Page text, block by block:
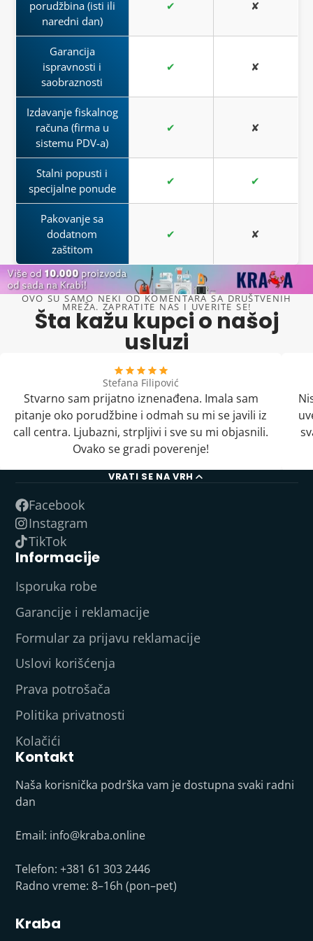
porudžbina (isti ili
naredni dan)
✔ ✘
Garancija
ispravnosti i
saobraznosti
✔ ✘
Izdavanje fiskalnog
računa (firma u
sistemu PDV-a)
✔ ✘
Stalni popusti i
specijalne ponude
✔ ✔
Pakovanje sa
dodatnom
zaštitom
✔ ✘
OVO SU SAMO NEKI OD KOMENTARA SA DRUŠTVENIH
MREŽA. ZAPRATITE NAS I UVERITE SE!
Šta kažu kupci o našoj
usluzi
Stefana Filipović
Stvarno sam prijatno iznenađena. Imala sam
pitanje oko porudžbine i odmah su mi se javili iz
call centra. Ljubazni, strpljivi i sve su mi objasnili.
Ovako se gradi poverenje!
VRATI SE NA VRH
Facebook
Instagram
TikTok
Informacije
Isporuka robe
Garancije i reklamacije
Formular za prijavu reklamacije
Uslovi korišćenja
Prava potrošača
Politika privatnosti
Kolačići
Kontakt
Naša korisnička podrška vam je dostupna svaki radni
dan
Email: info@kraba.online
Telefon: +381 61 303 2446
Radno vreme: 8–16h (pon–pet)
Kraba